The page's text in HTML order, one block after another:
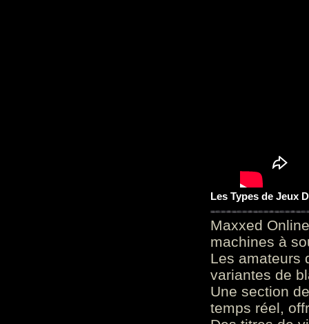
Les Types de Jeux
Maxxed
machines à
Les amateurs
variantes de
Une section
temps réel,